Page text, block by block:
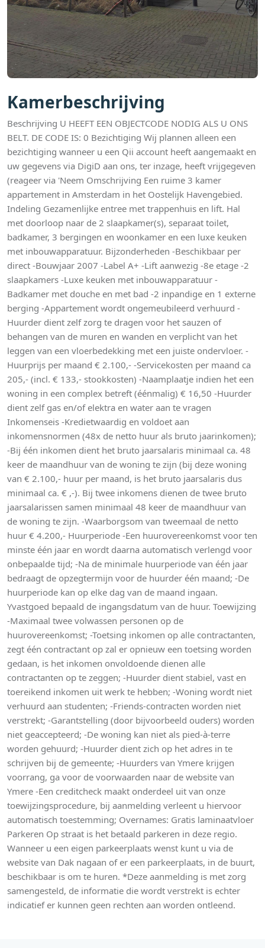
Kamerbeschrijving
Beschrijving U HEEFT EEN OBJECTCODE NODIG ALS U ONS
BELT. DE CODE IS: 0 Bezichtiging Wij plannen alleen een
bezichtiging wanneer u een Qii account heeft aangemaakt en
uw gegevens via DigiD aan ons, ter inzage, heeft vrijgegeven
(reageer via 'Neem Omschrijving Een ruime 3 kamer
appartement in Amsterdam in het Oostelijk Havengebied.
Indeling Gezamenlijke entree met trappenhuis en lift. Hal
met doorloop naar de 2 slaapkamer(s), separaat toilet,
badkamer, 3 bergingen en woonkamer en een luxe keuken
met inbouwapparatuur. Bijzonderheden -Beschikbaar per
direct -Bouwjaar 2007 -Label A+ -Lift aanwezig -8e etage -2
slaapkamers -Luxe keuken met inbouwapparatuur -
Badkamer met douche en met bad -2 inpandige en 1 externe
berging -Appartement wordt ongemeubileerd verhuurd -
Huurder dient zelf zorg te dragen voor het sauzen of
behangen van de muren en wanden en verplicht van het
leggen van een vloerbedekking met een juiste ondervloer. -
Huurprijs per maand € 2.100,- -Servicekosten per maand ca
205,- (incl. € 133,- stookkosten) -Naamplaatje indien het een
woning in een complex betreft (éénmalig) € 16,50 -Huurder
dient zelf gas en/of elektra en water aan te vragen
Inkomenseis -Kredietwaardig en voldoet aan
inkomensnormen (48x de netto huur als bruto jaarinkomen);
-Bij één inkomen dient het bruto jaarsalaris minimaal ca. 48
keer de maandhuur van de woning te zijn (bij deze woning
van € 2.100,- huur per maand, is het bruto jaarsalaris dus
minimaal ca. € ,-). Bij twee inkomens dienen de twee bruto
jaarsalarissen samen minimaal 48 keer de maandhuur van
de woning te zijn. -Waarborgsom van tweemaal de netto
huur € 4.200,- Huurperiode -Een huurovereenkomst voor ten
minste één jaar en wordt daarna automatisch verlengd voor
onbepaalde tijd; -Na de minimale huurperiode van één jaar
bedraagt de opzegtermijn voor de huurder één maand; -De
huurperiode kan op elke dag van de maand ingaan.
Yvastgoed bepaald de ingangsdatum van de huur. Toewijzing
-Maximaal twee volwassen personen op de
huurovereenkomst; -Toetsing inkomen op alle contractanten,
zegt één contractant op zal er opnieuw een toetsing worden
gedaan, is het inkomen onvoldoende dienen alle
contractanten op te zeggen; -Huurder dient stabiel, vast en
toereikend inkomen uit werk te hebben; -Woning wordt niet
verhuurd aan studenten; -Friends-contracten worden niet
verstrekt; -Garantstelling (door bijvoorbeeld ouders) worden
niet geaccepteerd; -De woning kan niet als pied-à-terre
worden gehuurd; -Huurder dient zich op het adres in te
schrijven bij de gemeente; -Huurders van Ymere krijgen
voorrang, ga voor de voorwaarden naar de website van
Ymere -Een creditcheck maakt onderdeel uit van onze
toewijzingsprocedure, bij aanmelding verleent u hiervoor
automatisch toestemming; Overnames: Gratis laminaatvloer
Parkeren Op straat is het betaald parkeren in deze regio.
Wanneer u een eigen parkeerplaats wenst kunt u via de
website van Dak nagaan of er een parkeerplaats, in de buurt,
beschikbaar is om te huren. *Deze aanmelding is met zorg
samengesteld, de informatie die wordt verstrekt is echter
indicatief er kunnen geen rechten aan worden ontleend.